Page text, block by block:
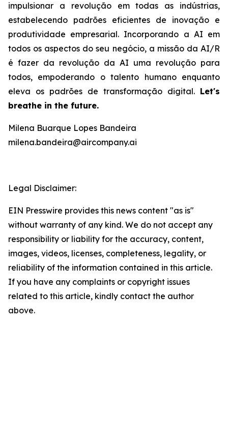
impulsionar a revolução em todas as indústrias,
estabelecendo padrões eficientes de inovação e
produtividade empresarial. Incorporando a AI em
todos os aspectos do seu negócio, a missão da AI/R
é fazer da revolução da AI uma revolução para
todos, empoderando o talento humano enquanto
eleva os padrões de transformação digital. Let's
breathe in the future.
Milena Buarque Lopes Bandeira
milena.bandeira@aircompany.ai
Legal Disclaimer:
EIN Presswire provides this news content "as is"
without warranty of any kind. We do not accept any
responsibility or liability for the accuracy, content,
images, videos, licenses, completeness, legality, or
reliability of the information contained in this article.
If you have any complaints or copyright issues
related to this article, kindly contact the author
above.